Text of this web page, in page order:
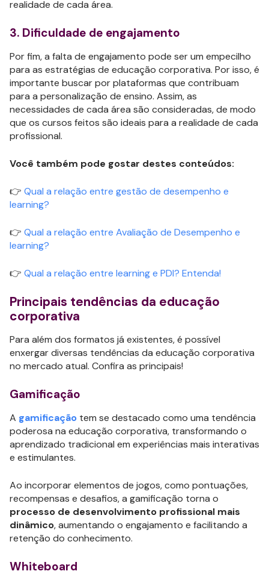
realidade de cada área.
3. Dificuldade de engajamento
Por fim, a falta de engajamento pode ser um empecilho
para as estratégias de educação corporativa. Por isso, é
importante buscar por plataformas que contribuam
para a personalização de ensino. Assim, as
necessidades de cada área são consideradas, de modo
que os cursos feitos são ideais para a realidade de cada
profissional.
Você também pode gostar destes conteúdos:
👉 Qual a relação entre gestão de desempenho e
learning?
👉 Qual a relação entre Avaliação de Desempenho e
learning?
👉 Qual a relação entre learning e PDI? Entenda!
Principais tendências da educação
corporativa
Para além dos formatos já existentes, é possível
enxergar diversas tendências da educação corporativa
no mercado atual. Confira as principais!
Gamificação
A gamificação tem se destacado como uma tendência
poderosa na educação corporativa, transformando o
aprendizado tradicional em experiências mais interativas
e estimulantes.
Ao incorporar elementos de jogos, como pontuações,
recompensas e desafios, a gamificação torna o
processo de desenvolvimento profissional mais
dinâmico, aumentando o engajamento e facilitando a
retenção do conhecimento.
Whiteboard